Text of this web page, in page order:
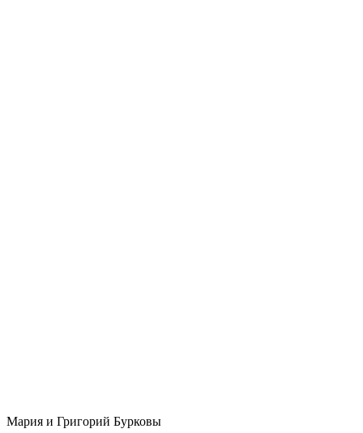
Мария и Григорий Бурковы